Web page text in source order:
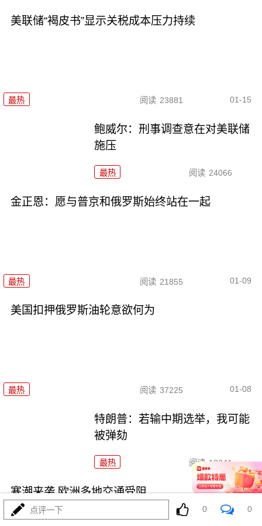
美联储“褐皮书”显示关税成本压力持续
最热 阅读 23881 01-15
鲍威尔：刑事调查意在对美联储
施压
最热 阅读 24066
金正恩：愿与普京和俄罗斯始终站在一起
最热 阅读 21855 01-09
美国扣押俄罗斯油轮意欲何为
最热 阅读 37225 01-08
特朗普：若输中期选举，我可能
被弹劾
最热 阅读 19341
寒潮来袭 欧洲多地交通受阻
点评一下 0 0